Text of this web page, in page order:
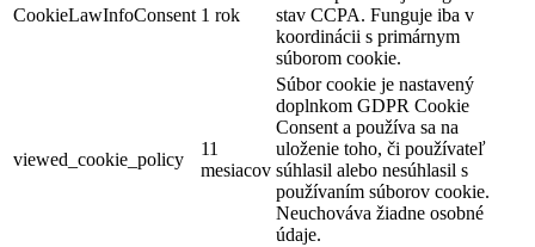
CookieLawInfoConsent 1 rok
stav CCPA. Funguje iba v
koordinácii s primárnym
súborom cookie.
viewed_cookie_policy
11
mesiacov
Súbor cookie je nastavený
doplnkom GDPR Cookie
Consent a používa sa na
uloženie toho, či používateľ
súhlasil alebo nesúhlasil s
používaním súborov cookie.
Neuchováva žiadne osobné
údaje.